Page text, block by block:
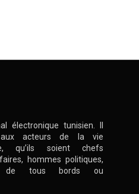
électronique tunisien. Il
aux acteurs de la vie
qu’ils soient chefs
hommes politiques,
de tous bords ou